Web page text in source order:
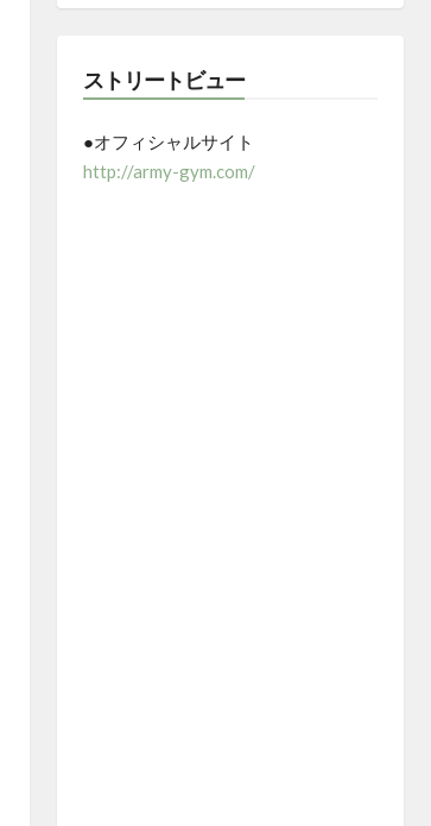
ストリートビュー
●オフィシャルサイト
http://army-gym.com/